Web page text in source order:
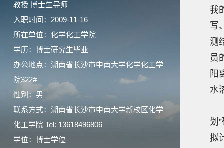
教授 博士生导师
入职时间：2009-11-16
所在单位：化学化工学院
学历：博士研究生毕业
办公地点：湖南省长沙市中南大学化学化工学
院322#
性别：男
联系方式：湖南省长沙市中南大学新校区化学
化工学院 Tel: 13618496806
学位：博士学位
我
写
测
员
阳
水
划
拟